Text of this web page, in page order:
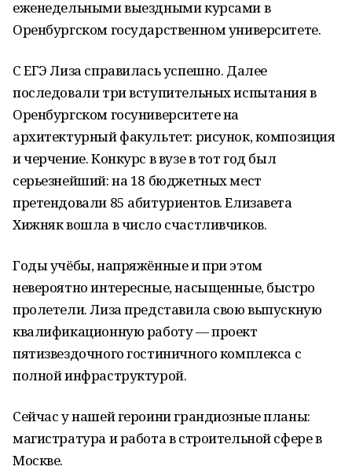
еженедельными выездными курсами в
Оренбургском государственном университете.
С ЕГЭ Лиза справилась успешно. Далее
последовали три вступительных испытания в
Оренбургском госуниверситете на
архитектурный факультет: рисунок, композиция
и черчение. Конкурс в вузе в тот год был
серьезнейший: на 18 бюджетных мест
претендовали 85 абитуриентов. Елизавета
Хижняк вошла в число счастливчиков.
Годы учёбы, напряжённые и при этом
невероятно интересные, насыщенные, быстро
пролетели. Лиза представила свою выпускную
квалификационную работу — проект
пятизвездочного гостиничного комплекса с
полной инфраструктурой.
Сейчас у нашей героини грандиозные планы:
магистратура и работа в строительной сфере в
Москве.